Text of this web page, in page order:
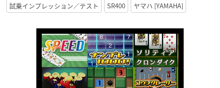
試乗インプレッション／テスト
SR400 ヤマハ [YAMAHA]